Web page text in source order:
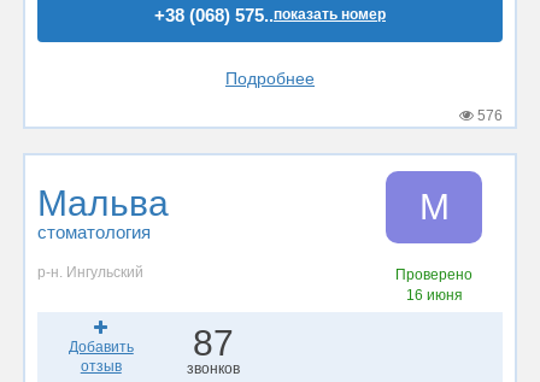
+38 (068) 575..показать номер
Подробнее
576
Мальва
стоматология
М
р-н. Ингульский
Проверено
16 июня
Добавить
отзыв
87
звонков